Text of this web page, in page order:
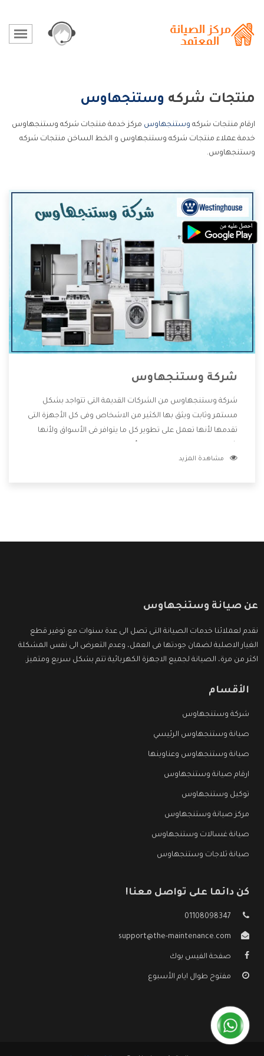
منتجات شركه وستنجهاوس
ارقام منتجات شركه وستنجهاوس مركز خدمة منتجات شركه وستنجهاوس
خدمة عملاء منتجات شركه وستنجهاوس و الخط الساخن منتجات شركه
وستنجهاوس.
شركة وستنجهاوس
شركة وستنجهاوس من الشركات القديمة التى تتواجد بشكل
مستمر وثابت ويثق بها الكثير من الاشخاص وفى كل الأجهزة التى
تقدمها لأنها تعمل على تطوير كل ما يتوافر فى الأسواق ولأنها
المنتجات وتقدم للعملاء أقوى العروض والخصومات التى تسهل
مشاهدة المزيد
عن صيانة وستنجهاوس
نقدم لعملائنا خدمات الصيانة التى تصل الى عدة سنوات مع توفير قطع
الغيار الاصلية لضمان جودتها فى العمل، وعدم التعرض الى نفس المشكلة
اكثر من مرة، الصيانة لجميع الاجهزة الكهربائية تتم بشكل سريع ومتميز.
الأقسام
شركة وستنجهاوس
صيانة وستنجهاوس الرئيسي
صيانة وستنجهاوس وعناوينها
ارقام صيانة وستنجهاوس
توكيل وستنجهاوس
مركز صيانة وستنجهاوس
صيانة غسالات وستنجهاوس
صيانة ثلاجات وستنجهاوس
كن دائما على تواصل معنا!
01108098347
support@the-maintenance.com
صفحة الفيس بوك
مفتوح طوال ايام الأسبوع